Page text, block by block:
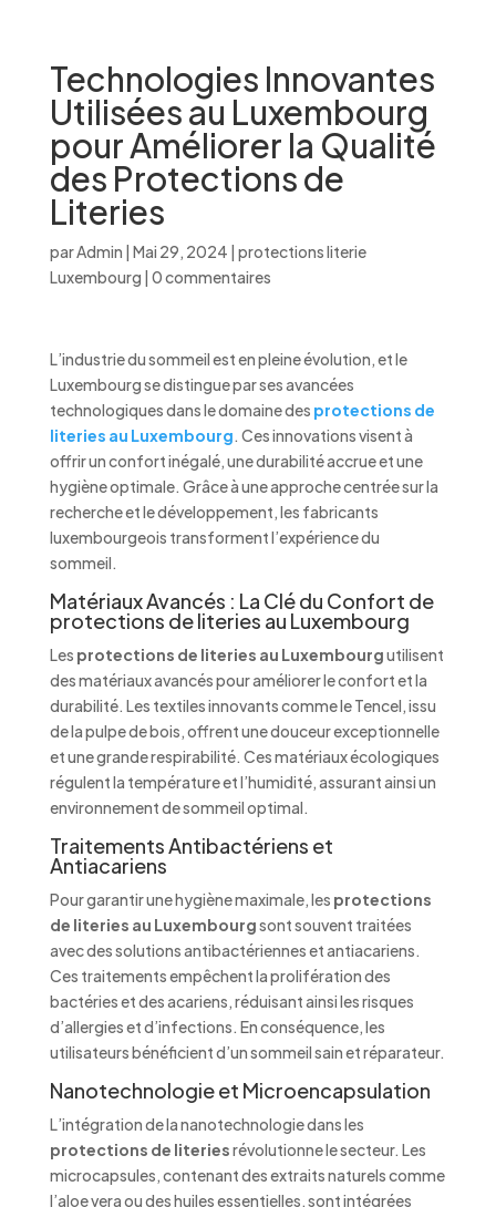
Technologies Innovantes
Utilisées au Luxembourg
pour Améliorer la Qualité
des Protections de
Literies
parAdmin | Mai 29, 2024 | protections literie
Luxembourg | 0 commentaires
L’industrie du sommeil est en pleine évolution, et le
Luxembourg se distingue par ses avancées
technologiques dans le domaine des protections de
literies au Luxembourg. Ces innovations visent à
offrir un confort inégalé, une durabilité accrue et une
hygiène optimale. Grâce à une approche centrée sur la
recherche et le développement, les fabricants
luxembourgeois transforment l’expérience du
sommeil.
Matériaux Avancés : La Clé du Confort de
protections de literies au Luxembourg
Les protections de literies au Luxembourgutilisent
des matériaux avancés pour améliorer le confort et la
durabilité. Les textiles innovants comme le Tencel, issu
de la pulpe de bois, offrent une douceur exceptionnelle
et une grande respirabilité. Ces matériaux écologiques
régulent la température et l’humidité, assurant ainsi un
environnement de sommeil optimal.
Traitements Antibactériens et
Antiacariens
Pour garantir une hygiène maximale, les protections
de literies au Luxembourgsont souvent traitées
avec des solutions antibactériennes et antiacariens.
Ces traitements empêchent la prolifération des
bactéries et des acariens, réduisant ainsi les risques
d’allergies et d’infections. En conséquence, les
utilisateurs bénéficient d’un sommeil sain et réparateur.
Nanotechnologie et Microencapsulation
L’intégration de la nanotechnologie dans les
protections de literiesrévolutionne le secteur. Les
microcapsules, contenant des extraits naturels comme
l’aloe vera ou des huiles essentielles, sont intégrées